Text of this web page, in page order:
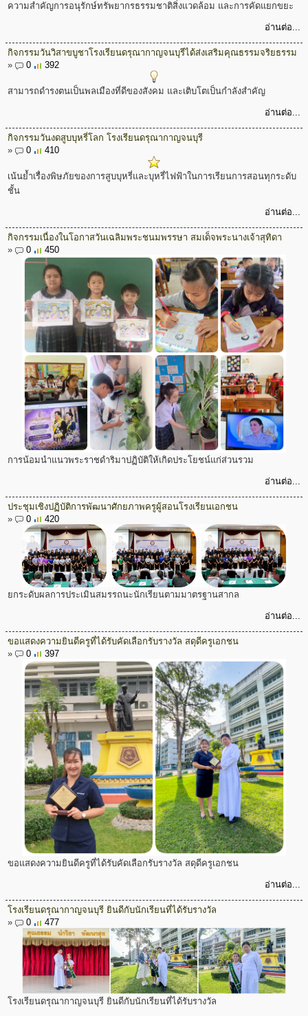
ความสำคัญการอนุรักษ์ทรัพยากรธรรมชาติสิ่งแวดล้อม และการคัดแยกขยะ
อ่านต่อ...
กิจกรรมวันวิสาขบูชาโรงเรียนดรุณากาญจนบุรีได้ส่งเสริมคุณธรรมจริยธรรม
»
0 392
สามารถดำรงตนเป็นพลเมืองที่ดีของสังคม และเติบโตเป็นกำลังสำคัญ
อ่านต่อ...
กิจกรรมวันงดสูบบุหรี่โลก โรงเรียนดรุณากาญจนบุรี
»
0 410
เน้นย้ำเรื่องพิษภัยของการสูบบุหรี่และบุหรี่ไฟฟ้าในการเรียนการสอนทุกระดับ
ชั้น
อ่านต่อ...
กิจกรรมเนื่องในโอกาสวันเฉลิมพระชนมพรรษา สมเด็จพระนางเจ้าสุทิดา
»
0 450
การน้อมนำแนวพระราชดำริมาปฏิบัติให้เกิดประโยชน์แก่ส่วนรวม
อ่านต่อ...
ประชุมเชิงปฏิบัติการพัฒนาศักยภาพครูผู้สอนโรงเรียนเอกชน
»
0 420
ยกระดับผลการประเมินสมรรถนะนักเรียนตามมาตรฐานสากล
อ่านต่อ...
ขอแสดงความยินดีครูที่ได้รับคัดเลือกรับรางวัล สดุดีครูเอกชน
»
0 397
ขอแสดงความยินดีครูที่ได้รับคัดเลือกรับรางวัล สดุดีครูเอกชน
อ่านต่อ...
โรงเรียนดรุณากาญจนบุรี ยินดีกับนักเรียนที่ได้รับรางวัล
»
0 477
โรงเรียนดรุณากาญจนบุรี ยินดีกับนักเรียนที่ได้รับรางวัล